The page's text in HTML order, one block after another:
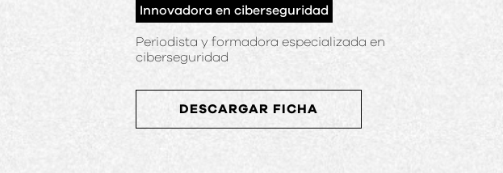
Innovadora en ciberseguridad
Periodista y formadora especializada en
ciberseguridad
DESCARGAR FICHA